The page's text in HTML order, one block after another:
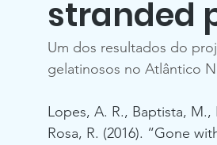
stranded
Um dos resultados do
gelatinosos no Atlântico
Lopes, A. R., Baptista,
Rosa, R. (2016). “Gone